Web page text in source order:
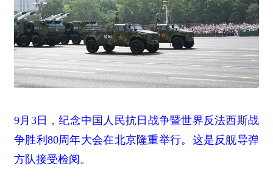
9月3日，纪念中国人民抗日战争暨世界反法西斯战
争胜利80周年大会在北京隆重举行。这是反舰导弹
方队接受检阅。